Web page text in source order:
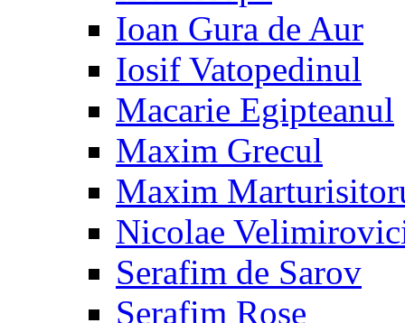
Ioan Gura de Aur
Iosif Vatopedinul
Macarie Egipteanul
Maxim Grecul
Maxim
Nicolae
Serafim de Sarov
Serafim Rose